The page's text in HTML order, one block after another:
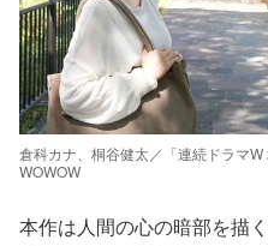
倉科カナ、桐谷健太／「連続ドラマW
WOWOW
本作は人間の心の暗部を描